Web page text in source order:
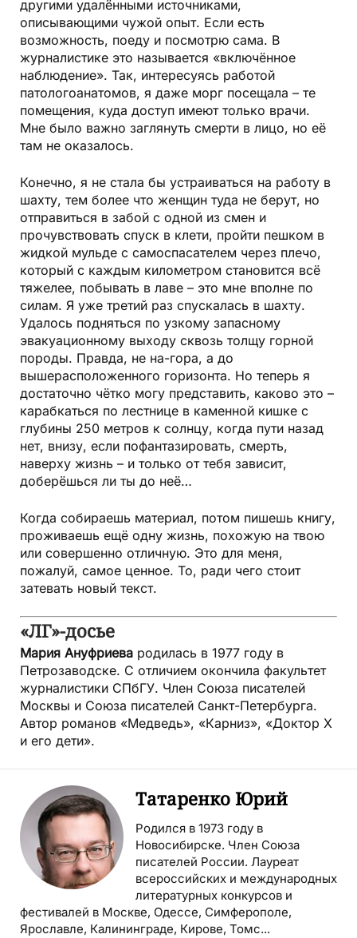
другими удалёнными источниками,
описывающими чужой опыт. Если есть
возможность, поеду и посмотрю сама. В
журналистике это называется «включённое
наблюдение». Так, интересуясь работой
патологоанатомов, я даже морг посещала – те
помещения, куда доступ имеют только врачи.
Мне было важно заглянуть смерти в лицо, но её
там не оказалось.
Конечно, я не стала бы устраиваться на работу в
шахту, тем более что женщин туда не берут, но
отправиться в забой с одной из смен и
прочувствовать спуск в клети, пройти пешком в
жидкой мульде с самоспасателем через плечо,
который с каждым километром становится всё
тяжелее, побывать в лаве – это мне вполне по
силам. Я уже третий раз спускалась в шахту.
Удалось подняться по узкому запасному
эвакуационному выходу сквозь толщу горной
породы. Правда, не на-гора, а до
вышерасположенного горизонта. Но теперь я
достаточно чётко могу представить, каково это –
карабкаться по лестнице в каменной кишке с
глубины 250 метров к солнцу, когда пути назад
нет, внизу, если пофантазировать, смерть,
наверху жизнь – и только от тебя зависит,
доберёшься ли ты до неё…
Когда собираешь материал, потом пишешь книгу,
проживаешь ещё одну жизнь, похожую на твою
или совершенно отличную. Это для меня,
пожалуй, самое ценное. То, ради чего стоит
затевать новый текст.
«ЛГ»-досье
Мария Ануфриева родилась в 1977 году в
Петрозаводске. С отличием окончила факультет
журналистики СПбГУ. Член Союза писателей
Москвы и Союза писателей Санкт-Петербурга.
Автор романов «Медведь», «Карниз», «Доктор Х
и его дети».
Татаренко Юрий
Родился в 1973 году в
Новосибирске. Член Союза
писателей России. Лауреат
всероссийских и международных
литературных конкурсов и
фестивалей в Москве, Одессе, Симферополе,
Ярославле, Калининграде, Кирове, Томс...